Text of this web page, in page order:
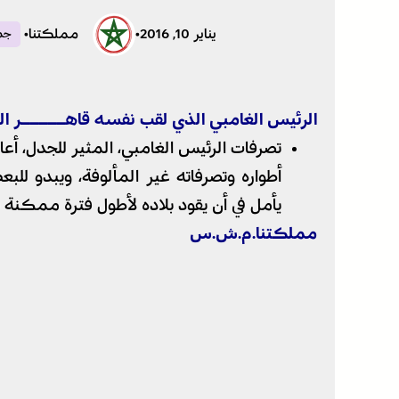
يناير 10, 2016 • مملكتنا•
الرئيس الغامبي الذي لقب نفسه قاهـــــر
تصرفات الرئيس الغامبي، المثير للجدل،
أطواره وتصرفاته غير المألوفة، ويبدو
يأمل في أن يقود بلاده لأطول فترة ممكنة
مملكتنا.م.ش.س